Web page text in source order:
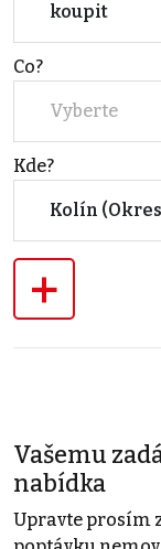
koupit
Co?
Vyberte
Kde?
Kolín
+
Vašemu
nabídka
Upravte prosím